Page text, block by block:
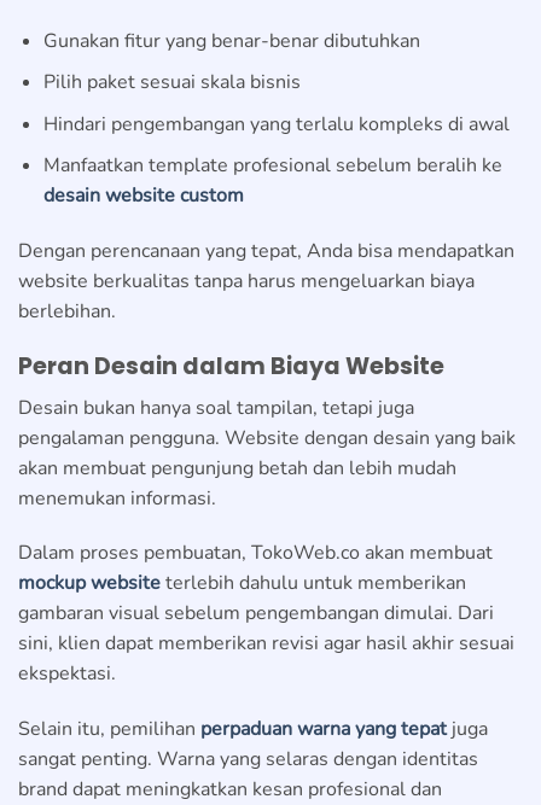
Gunakan fitur yang benar-benar dibutuhkan
Pilih paket sesuai skala bisnis
Hindari pengembangan yang terlalu kompleks di awal
Manfaatkan template profesional sebelum beralih ke
desain website custom
Dengan perencanaan yang tepat, Anda bisa mendapatkan
website berkualitas tanpa harus mengeluarkan biaya
berlebihan.
Peran Desain dalam Biaya Website
Desain bukan hanya soal tampilan, tetapi juga
pengalaman pengguna. Website dengan desain yang baik
akan membuat pengunjung betah dan lebih mudah
menemukan informasi.
Dalam proses pembuatan, TokoWeb.co akan membuat
mockup websiteterlebih dahulu untuk memberikan
gambaran visual sebelum pengembangan dimulai. Dari
sini, klien dapat memberikan revisi agar hasil akhir sesuai
ekspektasi.
Selain itu, pemilihan perpaduan warna yang tepatjuga
sangat penting. Warna yang selaras dengan identitas
brand dapat meningkatkan kesan profesional dan